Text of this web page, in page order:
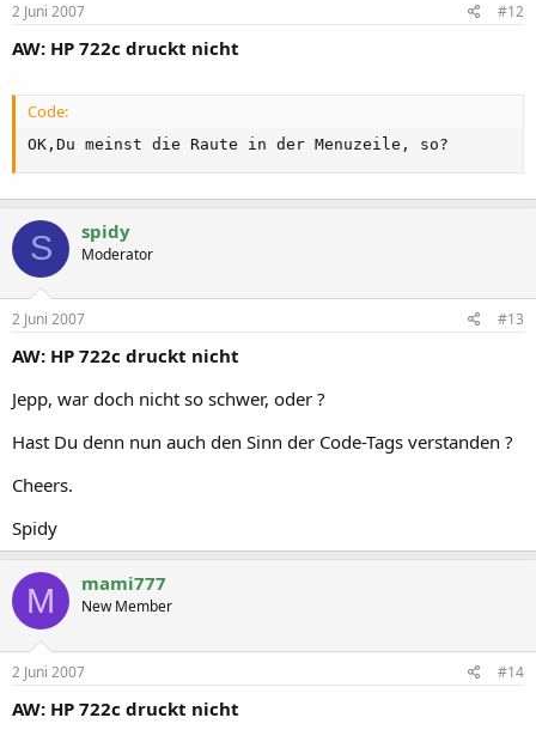
2 Juni 2007 #12
AW: HP 722c druckt nicht
Code:
OK,Du meinst die Raute in der Menuzeile, so?
S spidy
Moderator
2 Juni 2007 #13
AW: HP 722c druckt nicht
Jepp, war doch nicht so schwer, oder ?
Hast Du denn nun auch den Sinn der Code-Tags verstanden ?
Cheers.
Spidy
M mami777
New Member
2 Juni 2007 #14
AW: HP 722c druckt nicht